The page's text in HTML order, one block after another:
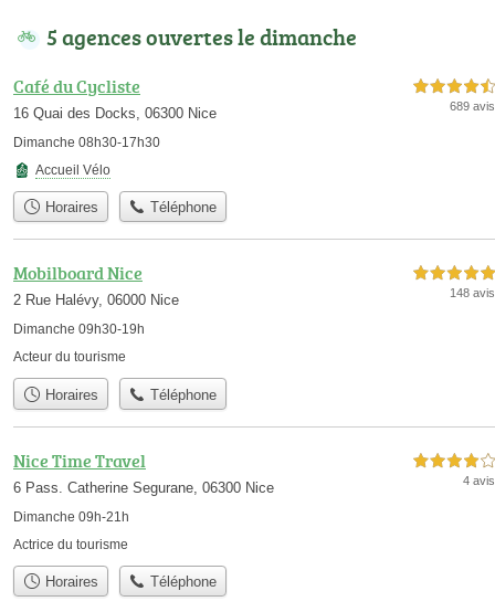
5 agences ouvertes le dimanche
Café du Cycliste
16 Quai des Docks, 06300 Nice
Dimanche 08h30-17h30
4,5 étoiles sur 5
689 avis
Accueil Vélo
Horaires Téléphone
Mobilboard Nice
2 Rue Halévy, 06000 Nice
Dimanche 09h30-19h
5,0 étoiles sur 5
148 avis
Acteur du tourisme
Horaires Téléphone
Nice Time Travel
6 Pass. Catherine Segurane, 06300 Nice
Dimanche 09h-21h
4,0 étoiles sur 5
4 avis
Actrice du tourisme
Horaires Téléphone